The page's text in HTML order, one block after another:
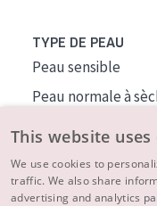
TYPE DE PEAU
Peau sensible
Peau normale à
Peau mixte ou grasse
Peau mature
Peau ménopausée
This website uses
We use cookies to
traffic. We also share
advertising and analytics